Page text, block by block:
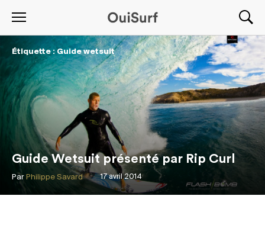
Étiquette : Guide wetsuit
Guide Wetsuit présenté par Rip Curl
17 avril 2014
Par Philippe Savard